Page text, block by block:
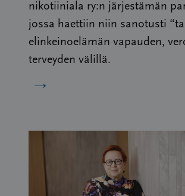
nikotiiniala ry:n järjestämän
jossa haettiin niin sanotusti
elinkeinoelämän vapauden,
terveyden välillä.
→